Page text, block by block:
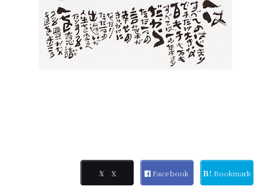
𝕏 X Facebook Ｂ! Bookmark